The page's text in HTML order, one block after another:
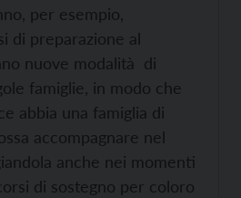
per esempio,
di preparazione al
nuove modalità di
famiglie, in modo che
abbia una famiglia di
accompagnare nel
anche nei momenti
di sostegno per coloro